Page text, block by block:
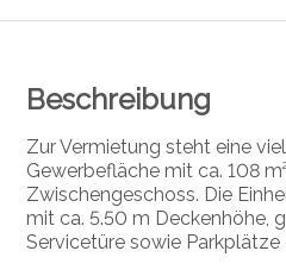
Beschreibung
Zur Vermietung steht eine
Gewerbefläche mit ca. 108
Zwischengeschoss. Die
mit ca. 5.50 m Deckenhöhe,
Servicetüre sowie